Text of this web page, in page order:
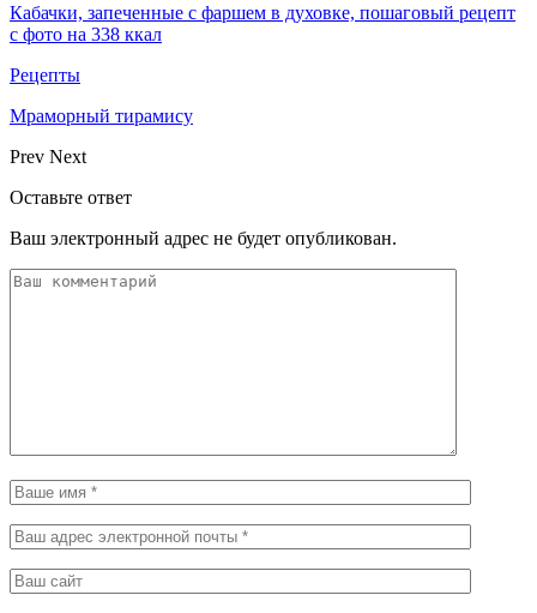
Кабачки, запеченные с фаршем в духовке, пошаговый рецепт
с фото на 338 ккал
Рецепты
Мраморный тирамису
Prev Next
Оставьте ответ
Ваш электронный адрес не будет опубликован.